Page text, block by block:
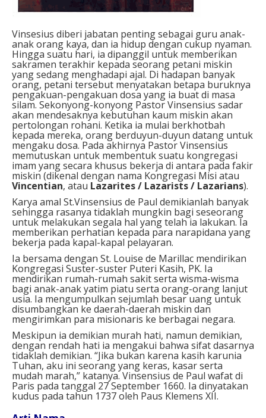
Vinsesius diberi jabatan penting sebagai guru anak-
anak orang kaya, dan ia hidup dengan cukup nyaman.
Hingga suatu hari, ia dipanggil untuk memberikan
sakramen terakhir kepada seorang petani miskin
yang sedang menghadapi ajal. Di hadapan banyak
orang, petani tersebut menyatakan betapa buruknya
pengakuan-pengakuan dosa yang ia buat di masa
silam. Sekonyong-konyong Pastor Vinsensius sadar
akan mendesaknya kebutuhan kaum miskin akan
pertolongan rohani. Ketika ia mulai berkhotbah
kepada mereka, orang berduyun-duyun datang untuk
mengaku dosa. Pada akhirnya Pastor Vinsensius
memutuskan untuk membentuk suatu kongregasi
imam yang secara khusus bekerja di antara pada fakir
miskin (dikenal dengan nama Kongregasi Misi atau
Vincentian, atau Lazarites / Lazarists / Lazarians).
Karya amal St.Vinsensius de Paul demikianlah banyak
sehingga rasanya tidaklah mungkin bagi seseorang
untuk melakukan segala hal yang telah ia lakukan. Ia
memberikan perhatian kepada para narapidana yang
bekerja pada kapal-kapal pelayaran.
Ia bersama dengan St. Louise de Marillac mendirikan
Kongregasi Suster-suster Puteri Kasih, PK. Ia
mendirikan rumah-rumah sakit serta wisma-wisma
bagi anak-anak yatim piatu serta orang-orang lanjut
usia. Ia mengumpulkan sejumlah besar uang untuk
disumbangkan ke daerah-daerah miskin dan
mengirimkan para misionaris ke berbagai negara.
Meskipun ia demikian murah hati, namun demikian,
dengan rendah hati ia mengakui bahwa sifat dasarnya
tidaklah demikian. “Jika bukan karena kasih karunia
Tuhan, aku ini seorang yang keras, kasar serta
mudah marah,” katanya. Vinsensius de Paul wafat di
Paris pada tanggal 27 September 1660. Ia dinyatakan
kudus pada tahun 1737 oleh Paus Klemens XII.